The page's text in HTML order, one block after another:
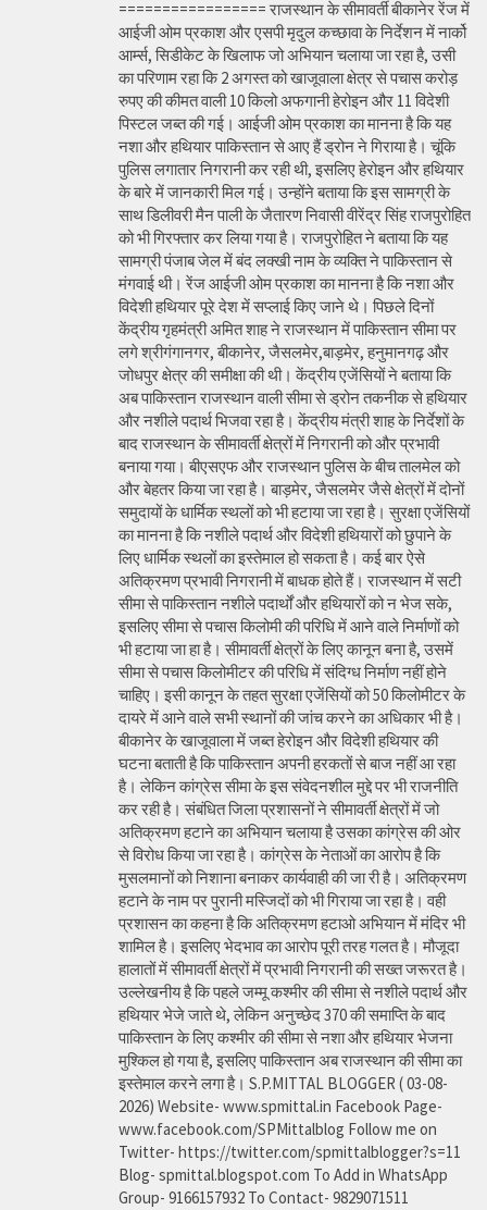
================= राजस्थान के सीमावर्ती बीकानेर रेंज में
आईजी ओम प्रकाश और एसपी मृदुल कच्छावा के निर्देशन में नार्को
आर्म्स, सिडीकेट के खिलाफ जो अभियान चलाया जा रहा है, उसी
का परिणाम रहा कि 2 अगस्त को खाजूवाला क्षेत्र से पचास करोड़
रुपए की कीमत वाली 10 किलो अफगानी हेरोइन और 11 विदेशी
पिस्टल जब्त की गई। आईजी ओम प्रकाश का मानना है कि यह
नशा और हथियार पाकिस्तान से आए हैं ड्रोन ने गिराया है। चूंकि
पुलिस लगातार निगरानी कर रही थी, इसलिए हेरोइन और हथियार
के बारे में जानकारी मिल गई। उन्होंने बताया कि इस सामग्री के
साथ डिलीवरी मैन पाली के जैतारण निवासी वीरेंद्र सिंह राजपुरोहित
को भी गिरफ्तार कर लिया गया है। राजपुरोहित ने बताया कि यह
सामग्री पंजाब जेल में बंद लक्खी नाम के व्यक्ति ने पाकिस्तान से
मंगवाई थी। रेंज आईजी ओम प्रकाश का मानना है कि नशा और
विदेशी हथियार पूरे देश में सप्लाई किए जाने थे। पिछले दिनों
केंद्रीय गृहमंत्री अमित शाह ने राजस्थान में पाकिस्तान सीमा पर
लगे श्रीगंगानगर, बीकानेर, जैसलमेर,बाड़मेर, हनुमानगढ़ और
जोधपुर क्षेत्र की समीक्षा की थी। केंद्रीय एजेंसियों ने बताया कि
अब पाकिस्तान राजस्थान वाली सीमा से ड्रोन तकनीक से हथियार
और नशीले पदार्थ भिजवा रहा है। केंद्रीय मंत्री शाह के निर्देशों के
बाद राजस्थान के सीमावर्ती क्षेत्रों में निगरानी को और प्रभावी
बनाया गया। बीएसएफ और राजस्थान पुलिस के बीच तालमेल को
और बेहतर किया जा रहा है। बाड़मेर, जैसलमेर जैसे क्षेत्रों में दोनों
समुदायों के धार्मिक स्थलों को भी हटाया जा रहा है। सुरक्षा एजेंसियों
का मानना है कि नशीले पदार्थ और विदेशी हथियारों को छुपाने के
लिए धार्मिक स्थलों का इस्तेमाल हो सकता है। कई बार ऐसे
अतिक्रमण प्रभावी निगरानी में बाधक होते हैं। राजस्थान में सटी
सीमा से पाकिस्तान नशीले पदार्थों और हथियारों को न भेज सके,
इसलिए सीमा से पचास किलोमी की परिधि में आने वाले निर्माणों को
भी हटाया जा हा है। सीमावर्ती क्षेत्रों के लिए कानून बना है, उसमें
सीमा से पचास किलोमीटर की परिधि में संदिग्ध निर्माण नहीं होने
चाहिए। इसी कानून के तहत सुरक्षा एजेंसियों को 50 किलोमीटर के
दायरे में आने वाले सभी स्थानों की जांच करने का अधिकार भी है।
बीकानेर के खाजूवाला में जब्त हेरोइन और विदेशी हथियार की
घटना बताती है कि पाकिस्तान अपनी हरकतों से बाज नहीं आ रहा
है। लेकिन कांग्रेस सीमा के इस संवेदनशील मुद्दे पर भी राजनीति
कर रही है। संबंधित जिला प्रशासनों ने सीमावर्ती क्षेत्रों में जो
अतिक्रमण हटाने का अभियान चलाया है उसका कांग्रेस की ओर
से विरोध किया जा रहा है। कांग्रेस के नेताओं का आरोप है कि
मुसलमानों को निशाना बनाकर कार्यवाही की जा री है। अतिक्रमण
हटाने के नाम पर पुरानी मस्जिदों को भी गिराया जा रहा है। वही
प्रशासन का कहना है कि अतिक्रमण हटाओ अभियान में मंदिर भी
शामिल है। इसलिए भेदभाव का आरोप पूरी तरह गलत है। मौजूदा
हालातों में सीमावर्ती क्षेत्रों में प्रभावी निगरानी की सख्त जरूरत है।
उल्लेखनीय है कि पहले जम्मू कश्मीर की सीमा से नशीले पदार्थ और
हथियार भेजे जाते थे, लेकिन अनुच्छेद 370 की समाप्ति के बाद
पाकिस्तान के लिए कश्मीर की सीमा से नशा और हथियार भेजना
मुश्किल हो गया है, इसलिए पाकिस्तान अब राजस्थान की सीमा का
इस्तेमाल करने लगा है। S.P.MITTAL BLOGGER ( 03-08-
2026) Website- www.spmittal.in Facebook Page-
www.facebook.com/SPMittalblog Follow me on
Twitter- https://twitter.com/spmittalblogger?s=11
Blog- spmittal.blogspot.com To Add in WhatsApp
Group- 9166157932 To Contact- 9829071511